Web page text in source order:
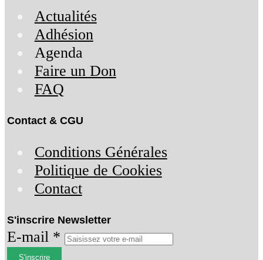
Actualités
Adhésion
Agenda
Faire un Don
FAQ
Contact & CGU
Conditions Générales
Politique de Cookies
Contact
S'inscrire Newsletter
E-mail *
S'inscrire